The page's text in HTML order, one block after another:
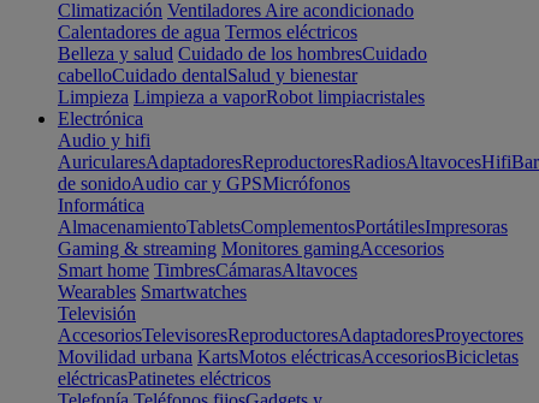
Climatización Ventiladores Aire acondicionado
Calentadores de agua Termos eléctricos
Belleza y salud Cuidado de los hombresCuidado
cabelloCuidado dentalSalud y bienestar
Limpieza Limpieza a vaporRobot limpiacristales
Electrónica
Audio y hifi
AuricularesAdaptadoresReproductoresRadiosAltavocesHifi
de sonidoAudio car y GPSMicrófonos
Informática
AlmacenamientoTabletsComplementosPortátilesImpresoras
Gaming & streaming Monitores gamingAccesorios
Smart home TimbresCámarasAltavoces
Wearables Smartwatches
Televisión
AccesoriosTelevisoresReproductoresAdaptadoresProyectores
Movilidad urbana KartsMotos eléctricasAccesoriosBicicletas
eléctricasPatinetes eléctricos